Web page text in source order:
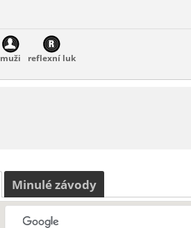
muži reflexní luk
Minulé závody